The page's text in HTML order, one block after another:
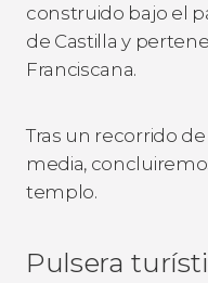
construido bajo el
de Castilla y
Franciscana.
Tras un recorrido
media,
templo.
Pulsera